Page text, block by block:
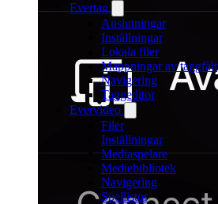
Evertag
Anslutningar
Inställningar
Lokala filer
Mappningar av taggfält
Navigering
Taggeditor
Evervideo
Filer
Inställningar
Mediaspelare
Mediebibliotek
Navigering
Spellistor